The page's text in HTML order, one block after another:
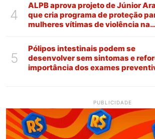
4
ALPB aprova projeto de Júnior
que cria programa de proteção
mulheres vítimas de violência na
5
Pólipos intestinais podem se
desenvolver sem sintomas e
importância dos exames
PUBLICIDADE